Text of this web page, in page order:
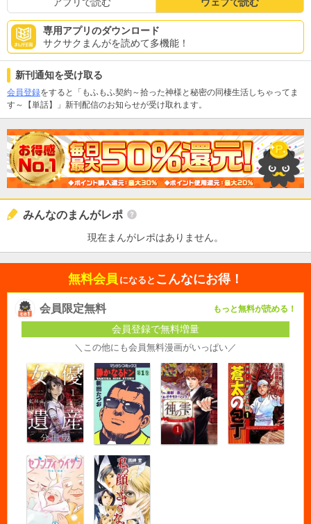
専用アプリのダウンロード
サクサクまんがを読めて多機能！
新刊通知を受け取る
会員登録をすると「もふもふ契約～拾った神様と秘密の同棲生活しちゃってま
す～【単話】」新刊配信のお知らせが受け取れます。
みんなのまんがレポ
現在まんがレポはありません。
無料会員 になると こんなにお得！
会員限定無料 もっと無料が読める！
会員登録で無料増量
＼この他にも会員無料漫画がいっぱい／